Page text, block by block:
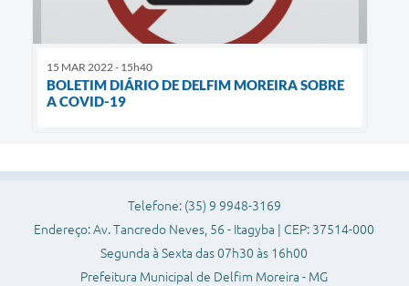
15 MAR 2022 - 15h40
BOLETIM DIÁRIO DE DELFIM MOREIRA SOBRE
A COVID-19
Telefone: (35) 9 9948-3169
Endereço: Av. Tancredo Neves, 56 - Itagyba | CEP: 37514-000
Segunda à Sexta das 07h30 às 16h00
Prefeitura Municipal de Delfim Moreira - MG